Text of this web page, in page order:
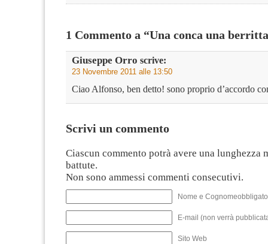
1 Commento a “Una conca una
Giuseppe Orro scrive:
23 Novembre 2011 alle 13:50
Ciao Alfonso, ben detto! sono proprio d’accordo
Scrivi un commento
Ciascun commento potrà avere una lunghezza
battute.
Non sono ammessi commenti consecutivi.
Nome e
E-mail (non verrà
Sito Web